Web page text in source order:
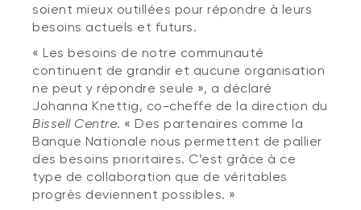
soient mieux outillées pour répondre à leurs
besoins actuels et futurs.
« Les besoins de notre communauté
continuent de grandir et aucune organisation
ne peut y répondre seule », a déclaré
Johanna Knettig, co-cheffe de la direction du
Bissell Centre. « Des partenaires comme la
Banque Nationale nous permettent de pallier
des besoins prioritaires. C’est grâce à ce
type de collaboration que de véritables
progrès deviennent possibles. »